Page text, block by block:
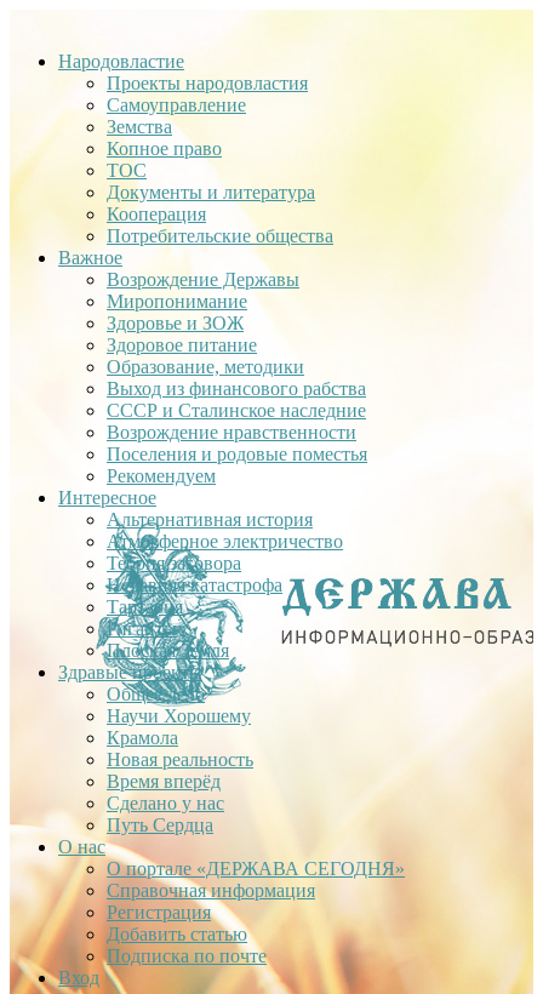
Народовластие
Проекты народовластия
Самоуправление
Земства
Копное право
ТОС
Документы и литература
Кооперация
Потребительские общества
Важное
Возрождение Державы
Миропонимание
Здоровье и ЗОЖ
Здоровое питание
Образование, методики
Выход из финансового рабства
СССР и Сталинское наследние
Возрождение нравственности
Поселения и родовые поместья
Рекомендуем
Интересное
Альтернативная история
Атмосферное электричество
Теория заговора
Недавняя катастрофа
Тартария
Гиганты
Плоская Земля
Здравые проекты
Общее дело
Научи Хорошему
Крамола
Новая реальность
Время вперёд
Сделано у нас
Путь Сердца
О нас
О портале «ДЕРЖАВА СЕГОДНЯ»
Справочная информация
Регистрация
Добавить статью
Подписка по почте
Вход